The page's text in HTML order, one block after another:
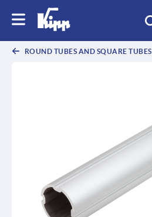
ROUND TUBES AND SQUARE TUBES